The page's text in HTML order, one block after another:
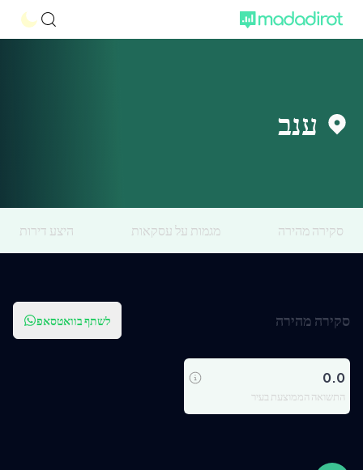
ענב
סקירה מהירה מגמות על עסקאות היצע דירות
סקירה מהירה לשתף בוואטסאפ
0.0
התשואה הממוצעת בעיר